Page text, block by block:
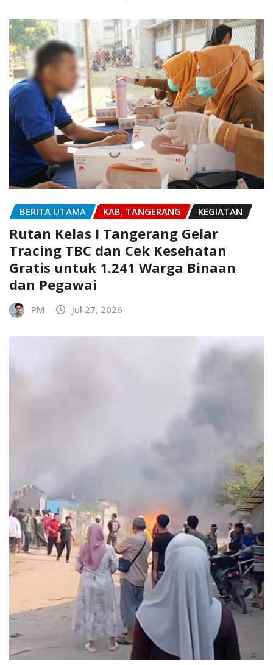
BERITA UTAMA KAB. TANGERANG KEGIATAN
Rutan Kelas I Tangerang Gelar
Tracing TBC dan Cek Kesehatan
Gratis untuk 1.241 Warga Binaan
dan Pegawai
PM Jul 27, 2026